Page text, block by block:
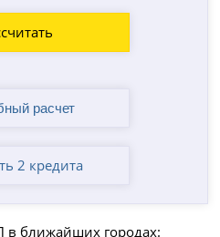
2 кредита
в ближайших городах: